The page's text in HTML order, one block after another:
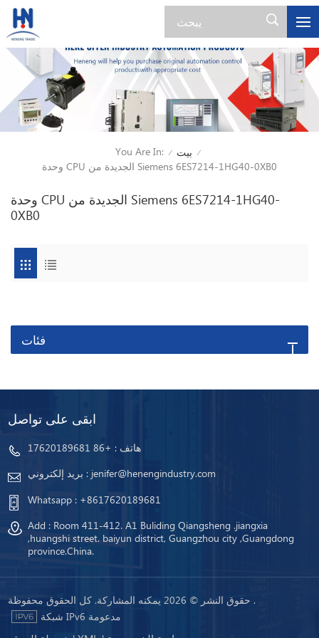
You Are In: / بيت /
وحدة CPU الجديدة من Siemens 6ES7214-1HG40-0XB0
وحدة CPU الجديدة من Siemens 6ES7214-1HG40-
0XB0
فئات
ابقى على تواصل
هاتف : +86 17620189681
بريد إلكتروني : jenifer@henengindustry.com
Whatsapp : +8617620189681
Add : Room 411-412. A1 Buliding Qiangsheng .jiangxia
,huangshi street. baiyun district, Guangzhou city ,Guangdong
province.China.
حقوق النشر © 2026 يمكنه المشاركة. كل الحقوق محفوظة .
شبكة IPv6 مدعومة